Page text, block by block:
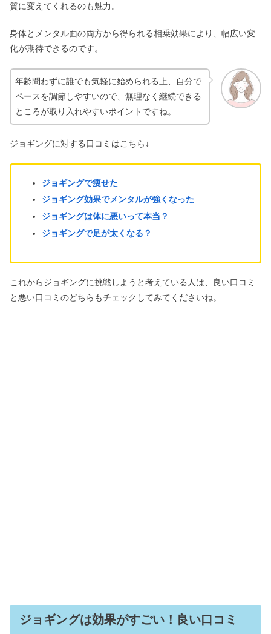
ビフェイス化粧品の口コミ！ローショ
シェルクルールは怪しい？芸能人＆ク
レンジングの口コミまとめ
質に変えてくれるのも魅力。
身体とメンタル面の両方から得られる相乗効果により、幅広い変
化が期待できるのです。
年齢問わずに誰でも気軽に始められる上、自分で
ペースを調節しやすいので、無理なく継続できる
ところが取り入れやすいポイントですね。
ジョギングに対する口コミはこちら↓
ジョギングで痩せた
ジョギング効果でメンタルが強くなった
ジョギングは体に悪いって本当？
ジョギングで足が太くなる？
これからジョギングに挑戦しようと考えている人は、良い口コミ
と悪い口コミのどちらもチェックしてみてくださいね。
ジョギングは効果がすごい！良い口コミ